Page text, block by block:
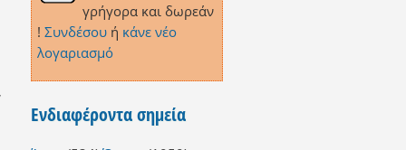
γρήγορα και δωρεάν
! Συνδέσουή κάνε νέο
λογαριασμό
Ενδιαφέροντα σημεία